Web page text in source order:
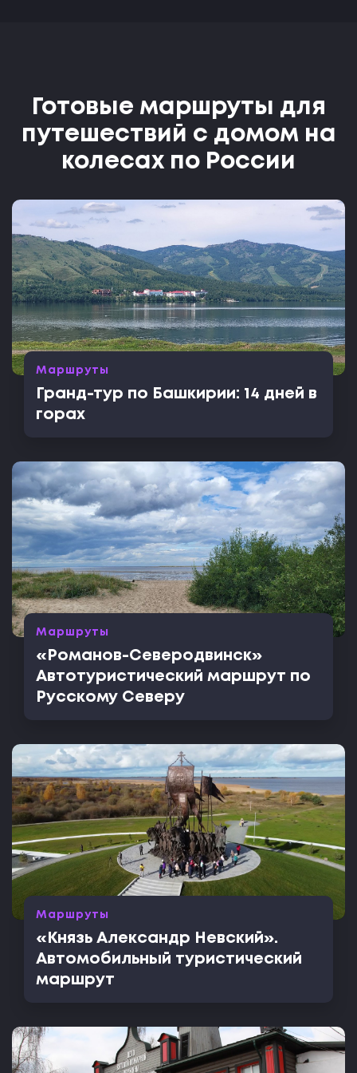
Готовые маршруты для
путешествий с домом на
колесах по России
Маршруты
Гранд-тур по Башкирии: 14 дней в
горах
Маршруты
«Романов-Северодвинск»
Автотуристический маршрут по
Русскому Северу
Маршруты
«Князь Александр Невский».
Автомобильный туристический
маршрут